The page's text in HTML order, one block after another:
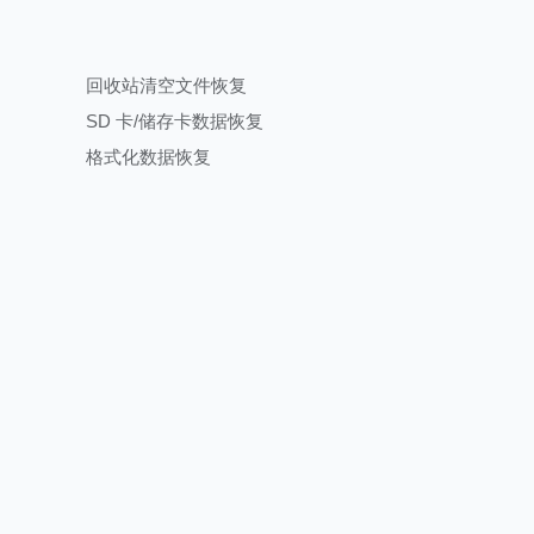
回收站清空文件恢复
SD 卡/储存卡数据恢复
格式化数据恢复